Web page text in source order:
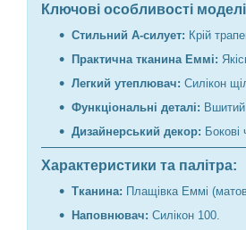
Ключові особливості
Стильний А-силует: Крій
Практична тканина Еммі:
Легкий утеплювач: Силікон
Функціональні деталі: Вшитий
Дизайнерський декор:
Характеристики та палітра:
Тканина: Плащівка Еммі
Наповнювач: Силікон 100.